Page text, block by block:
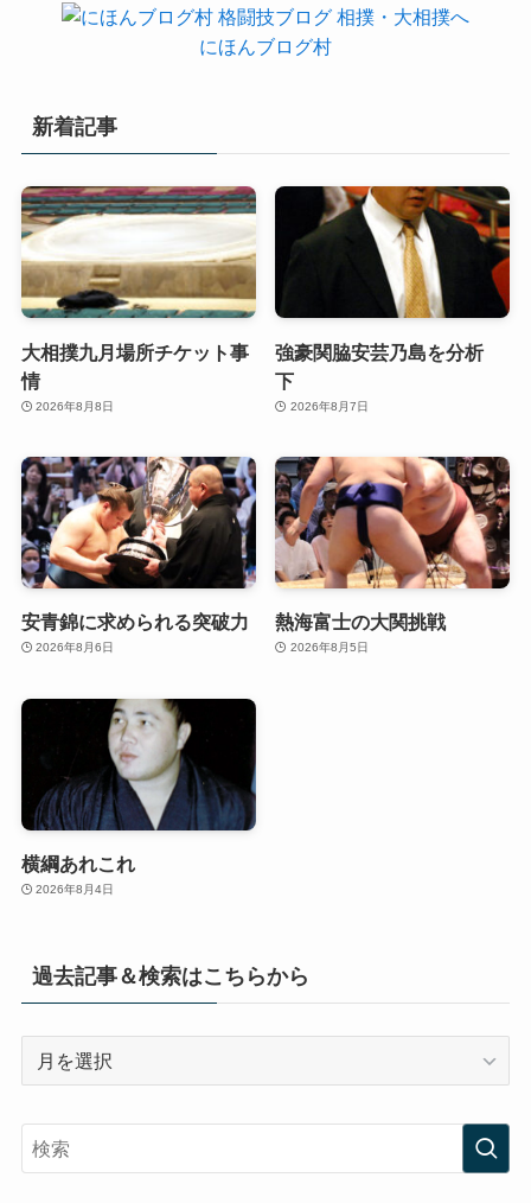
にほんブログ村
新着記事
大相撲九月場所チケット事
情
2026年8月8日
強豪関脇安芸乃島を分析
下
2026年8月7日
安青錦に求められる突破力
2026年8月6日
熱海富士の大関挑戦
2026年8月5日
横綱あれこれ
2026年8月4日
過去記事＆検索はこちらから
事
＆